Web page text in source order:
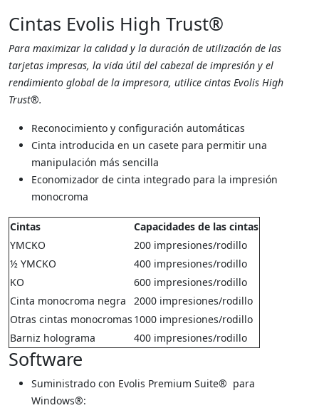
Cintas Evolis High Trust®
Para maximizar la calidad y la duración de utilización de las
tarjetas impresas, la vida útil del cabezal de impresión y el
rendimiento global de la impresora, utilice cintas Evolis High
Trust®.
Reconocimiento y configuración automáticas
Cinta introducida en un casete para permitir una
manipulación más sencilla
Economizador de cinta integrado para la impresión
monocroma
Cintas
Capacidades de las cintas
YMCKO
200 impresiones/rodillo
½ YMCKO
400 impresiones/rodillo
KO
600 impresiones/rodillo
Cinta monocroma negra
2000 impresiones/rodillo
Otras cintas monocromas 1000 impresiones/rodillo
Barniz holograma
400 impresiones/rodillo
Software
Suministrado con Evolis Premium Suite® para
Windows®: